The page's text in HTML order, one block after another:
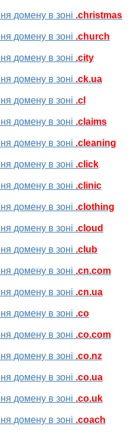
домену в зоні .christmas
домену в зоні .church
домену в зоні .city
домену в зоні .ck.ua
домену в зоні .cl
домену в зоні .claims
домену в зоні .cleaning
домену в зоні .click
домену в зоні .clinic
домену в зоні .clothing
домену в зоні .cloud
домену в зоні .club
домену в зоні .cn.com
домену в зоні .cn.ua
домену в зоні .co
домену в зоні .co.com
домену в зоні .co.nz
домену в зоні .co.ua
домену в зоні .co.uk
домену в зоні .coach